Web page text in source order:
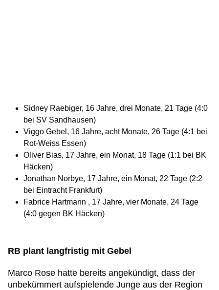
Sidney Raebiger, 16 Jahre, drei Monate, 21 Tage (4:0
bei SV Sandhausen)
Viggo Gebel, 16 Jahre, acht Monate, 26 Tage (4:1 bei
Rot-Weiss Essen)
Oliver Bias, 17 Jahre, ein Monat, 18 Tage (1:1 bei BK
Häcken)
Jonathan Norbye, 17 Jahre, ein Monat, 22 Tage (2:2
bei Eintracht Frankfurt)
Fabrice Hartmann , 17 Jahre, vier Monate, 24 Tage
(4:0 gegen BK Häcken)
RB plant langfristig mit Gebel
Marco Rose hatte bereits angekündigt, dass der
unbekümmert aufspielende Junge aus der Region